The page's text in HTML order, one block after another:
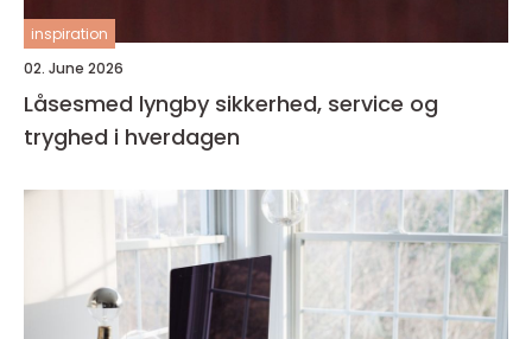
inspiration
02. June 2026
Låsesmed lyngby sikkerhed, service og
tryghed i hverdagen